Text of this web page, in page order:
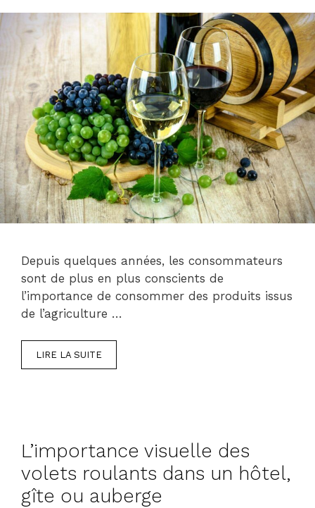
Depuis quelques années, les consommateurs
sont de plus en plus conscients de
l’importance de consommer des produits issus
de l’agriculture …
LIRE LA SUITE
L’importance visuelle des
volets roulants dans un hôtel,
gîte ou auberge